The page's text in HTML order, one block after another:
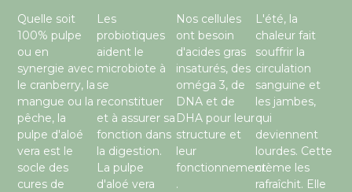
Quelle soit
100% pulpe
ou en
synergie avec
le cranberry, la
mangue ou la
pêche, la
pulpe d'aloé
vera est le
socle des
cures de
Les
probiotiques
aident le
microbiote à
se
reconstituer
et à assurer sa
fonction dans
la digestion.
La pulpe
d'aloé vera
Nos cellules
ont besoin
d'acides gras
insaturés, des
oméga 3, de
DNA et de
DHA pour leur
structure et
leur
fonctionnement.
.
L'été, la
chaleur fait
souffrir la
circulation
sanguine et
les jambes,
qui
deviennent
lourdes. Cette
crème les
rafraîchit. Elle